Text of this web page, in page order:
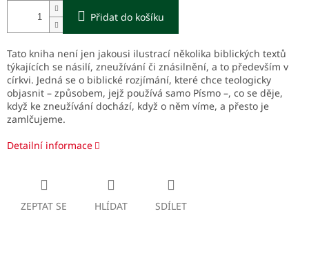
Přidat do košíku
Tato kniha není jen jakousi ilustrací několika biblických textů
týkajících se násilí, zneužívání či znásilnění, a to především v
církvi. Jedná se o biblické rozjímání, které chce teologicky
objasnit – způsobem, jejž používá samo Písmo –, co se děje,
když ke zneužívání dochází, když o něm víme, a přesto je
zamlčujeme.
Detailní informace
ZEPTAT SE HLÍDAT SDÍLET